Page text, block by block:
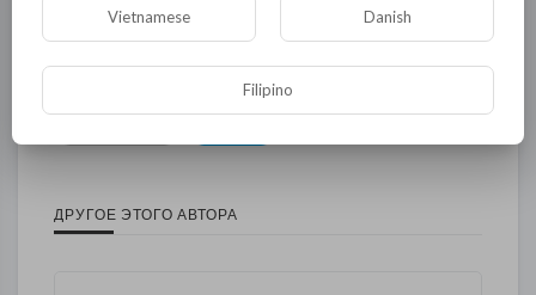
Экономика
ДРУГОЕ ЭТОГО АВТОРА
Vietnamese Danish
Filipino